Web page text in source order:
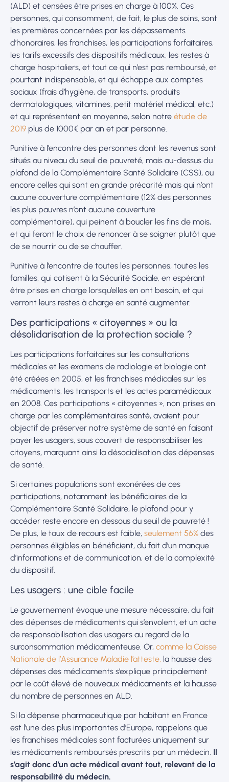
(ALD) et censées être prises en charge à 100%. Ces
personnes, qui consomment, de fait, le plus de soins, sont
les premières concernées par les dépassements
d’honoraires, les franchises, les participations forfaitaires,
les tarifs excessifs des dispositifs médicaux, les restes à
charge hospitaliers, et tout ce qui n’est pas remboursé, et
pourtant indispensable, et qui échappe aux comptes
sociaux (frais d’hygiène, de transports, produits
dermatologiques, vitamines, petit matériel médical, etc.)
et qui représentent en moyenne, selon notre étude de
2019 plus de 1000€ par an et par personne.
Punitive à l’encontre des personnes dont les revenus sont
situés au niveau du seuil de pauvreté, mais au-dessus du
plafond de la Complémentaire Santé Solidaire (CSS), ou
encore celles qui sont en grande précarité mais qui n’ont
aucune couverture complémentaire (12% des personnes
les plus pauvres n’ont aucune couverture
complémentaire), qui peinent à boucler les fins de mois,
et qui feront le choix de renoncer à se soigner plutôt que
de se nourrir ou de se chauffer.
Punitive à l’encontre de toutes les personnes, toutes les
familles, qui cotisent à la Sécurité Sociale, en espérant
être prises en charge lorsqu’elles en ont besoin, et qui
verront leurs restes à charge en santé augmenter.
Des participations « citoyennes » ou la
désolidarisation de la protection sociale ?
Les participations forfaitaires sur les consultations
médicales et les examens de radiologie et biologie ont
été créées en 2005, et les franchises médicales sur les
médicaments, les transports et les actes paramédicaux
en 2008. Ces participations « citoyennes », non prises en
charge par les complémentaires santé, avaient pour
objectif de préserver notre système de santé en faisant
payer les usagers, sous couvert de responsabiliser les
citoyens, marquant ainsi la désocialisation des dépenses
de santé.
Si certaines populations sont exonérées de ces
participations, notamment les bénéficiaires de la
Complémentaire Santé Solidaire, le plafond pour y
accéder reste encore en dessous du seuil de pauvreté !
De plus, le taux de recours est faible, seulement 56% des
personnes éligibles en bénéficient, du fait d’un manque
d’informations et de communication, et de la complexité
du dispositif.
Les usagers : une cible facile
Le gouvernement évoque une mesure nécessaire, du fait
des dépenses de médicaments qui s’envolent, et un acte
de responsabilisation des usagers au regard de la
surconsommation médicamenteuse. Or, comme la Caisse
Nationale de l’Assurance Maladie l’atteste, la hausse des
dépenses des médicaments s’explique principalement
par le coût élevé de nouveaux médicaments et la hausse
du nombre de personnes en ALD.
Si la dépense pharmaceutique par habitant en France
est l’une des plus importantes d’Europe, rappelons que
les franchises médicales sont facturées uniquement sur
les médicaments remboursés prescrits par un médecin. Il
s’agit donc d’un acte médical avant tout, relevant de la
responsabilité du médecin.